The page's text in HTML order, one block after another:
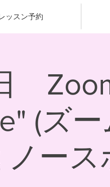
ッスン予約
(ズ
ース